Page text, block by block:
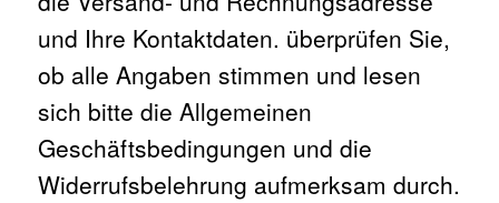
und Ihre Kontaktdaten. überprüfen Sie,
ob alle Angaben stimmen und lesen
sich bitte die Allgemeinen
Geschäftsbedingungen und die
Widerrufsbelehrung aufmerksam durch.